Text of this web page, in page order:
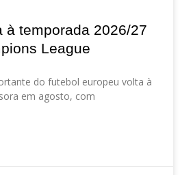
à temporada 2026/27
League
do futebol europeu volta à
em agosto, com